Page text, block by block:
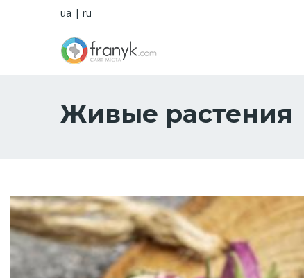
ua | ru
Живые растения